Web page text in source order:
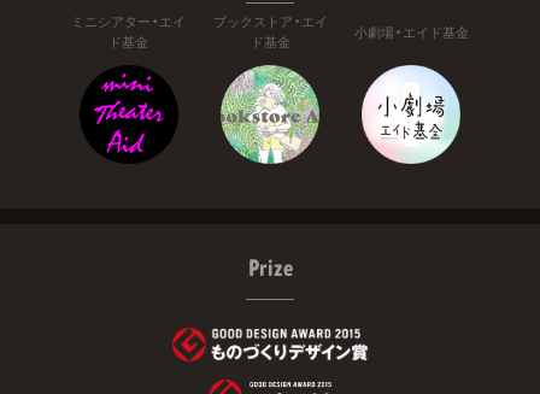
ミニシアター・エイ
ド基金
ブックストア・エイ
ド基金
小劇場・エイド基金
Prize